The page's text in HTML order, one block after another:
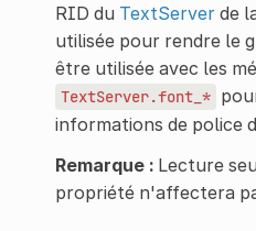
RID du TextServerde
utilisée pour rendre le
être utilisée avec les
TextServer.font_*
informations de police
Remarque :Lecture
propriété n'affectera